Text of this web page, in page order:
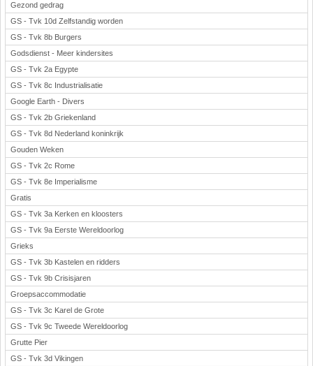
Gezond gedrag
GS - Tvk 10d Zelfstandig worden
GS - Tvk 8b Burgers
Godsdienst - Meer kindersites
GS - Tvk 2a Egypte
GS - Tvk 8c Industrialisatie
Google Earth - Divers
GS - Tvk 2b Griekenland
GS - Tvk 8d Nederland koninkrijk
Gouden Weken
GS - Tvk 2c Rome
GS - Tvk 8e Imperialisme
Gratis
GS - Tvk 3a Kerken en kloosters
GS - Tvk 9a Eerste Wereldoorlog
Grieks
GS - Tvk 3b Kastelen en ridders
GS - Tvk 9b Crisisjaren
Groepsaccommodatie
GS - Tvk 3c Karel de Grote
GS - Tvk 9c Tweede Wereldoorlog
Grutte Pier
GS - Tvk 3d Vikingen